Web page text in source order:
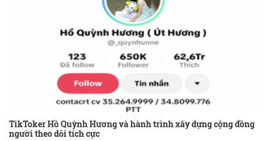
TikToker Hồ Quỳnh Hương và hành trình xây dựng cộng đồng
người theo dõi tích cực